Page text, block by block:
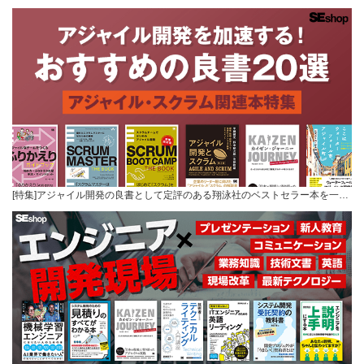
[特集]アジャイル開発の良書として定評のある翔泳社のベストセラー本を一…